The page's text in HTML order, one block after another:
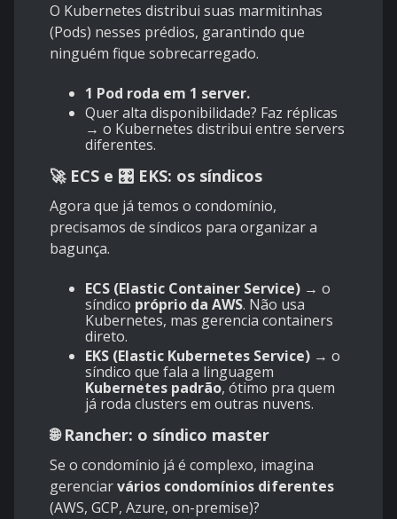
O Kubernetes distribui suas marmitinhas
(Pods) nesses prédios, garantindo que
ninguém fique sobrecarregado.
1 Pod roda em 1 server.
Quer alta disponibilidade? Faz réplicas
→ o Kubernetes distribui entre servers
diferentes.
🚀 ECS e 🎛️ EKS: os síndicos
Agora que já temos o condomínio,
precisamos de síndicos para organizar a
bagunça.
ECS (Elastic Container Service) → o
síndico próprio da AWS. Não usa
Kubernetes, mas gerencia containers
direto.
EKS (Elastic Kubernetes Service) → o
síndico que fala a linguagem
Kubernetes padrão, ótimo pra quem
já roda clusters em outras nuvens.
🌐 Rancher: o síndico master
Se o condomínio já é complexo, imagina
gerenciarvários condomínios diferentes
(AWS, GCP, Azure, on-premise)?